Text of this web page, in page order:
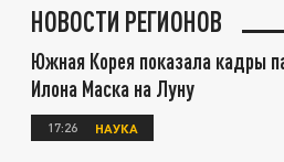
НОВОСТИ РЕГИОНОВ
Южная Корея показала кадры
Илона Маска на Луну
17:26 НАУКА